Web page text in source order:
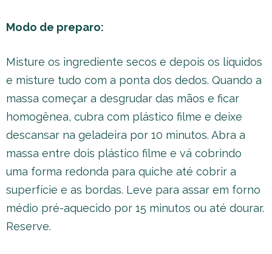
Modo de preparo:
Misture os ingrediente secos e depois os líquidos
e misture tudo com a ponta dos dedos. Quando a
massa começar a desgrudar das mãos e ficar
homogênea, cubra com plástico filme e deixe
descansar na geladeira por 10 minutos. Abra a
massa entre dois plástico filme e vá cobrindo
uma forma redonda para quiche até cobrir a
superfície e as bordas. Leve para assar em forno
médio pré-aquecido por 15 minutos ou até dourar.
Reserve.